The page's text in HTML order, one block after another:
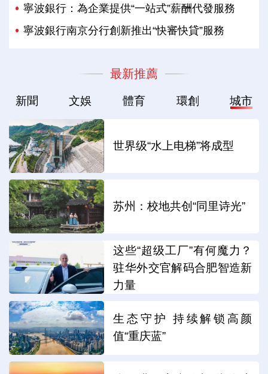
寧波銀行：為企業提供“一站式”薪酬代發服務
寧波銀行南京分行創新推出“快審快貸”服務
最新推薦
新聞 文娛 體育 環創 城市
世界级“水上电梯”将成型
苏州：校地共创“同里诗光”
这些“超级工厂”有何魔力？
驻华外交官解码合肥智造新
力量
生态守护 持续解锁高颜
值“重庆蓝”